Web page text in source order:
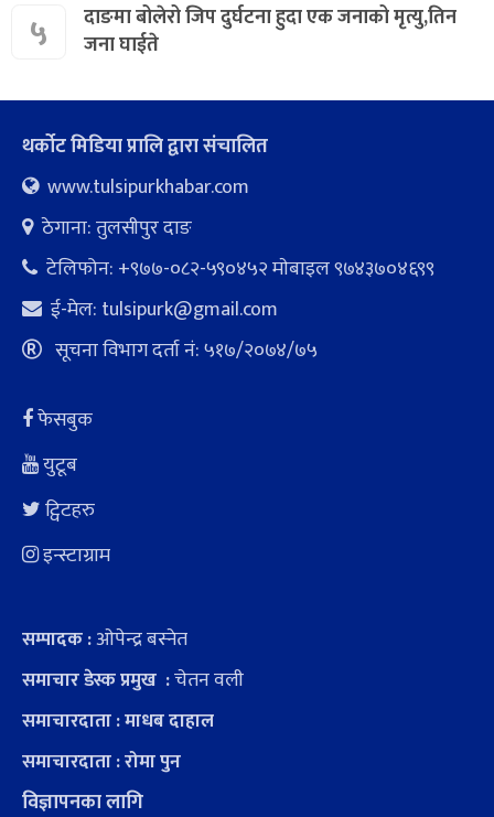
५
दाङमा बोलेरो जिप दुर्घटना हुदा एक जनाको मृत्यु,तिन
जना घाईते
थर्कोट मिडिया प्रालि द्वारा संचालित
www.tulsipurkhabar.com
ठेगाना: तुलसीपुर दाङ
टेलिफोन: +९७७-०८२-५९०४५२ माेबाइल ९७४३७०४६९९
ई-मेल: tulsipurk@gmail.com
सूचना विभाग दर्ता नं: ५१७/२०७४/७५
फेसबुक
युटूब
ट्विटहरु
इन्स्टाग्राम
सम्पादक :ओपेन्द्र बस्नेत
समाचार डेस्क प्रमुख :चेतन वली
समाचारदाता : माधब दाहाल
समाचारदाता : रोमा पुन
विज्ञापनका लागि